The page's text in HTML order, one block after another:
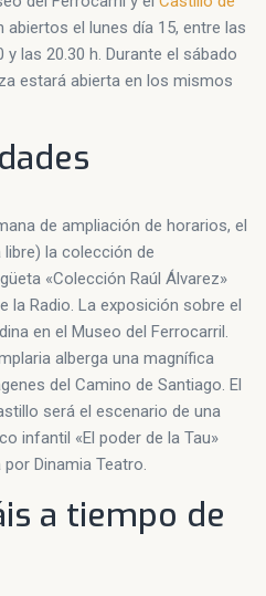
abiertos el lunes día 15, entre las
y las 20.30 h. Durante el sábado
estará abierta en los mismos
de ampliación de horarios, el
la colección de
«Colección Raúl Álvarez»
la Radio. La exposición sobre el
en el Museo del Ferrocarril.
alberga una magnífica
del Camino de Santiago. El
será el escenario de una
infantil «El poder de la Tau»
Dinamia Teatro.
a tiempo de